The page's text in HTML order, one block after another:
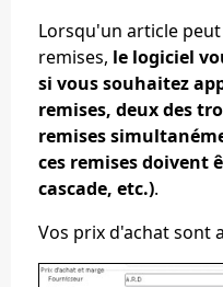
Lorsqu'un article
remises, le logiciel
si vous souhaitez
remises, deux des
remises
ces remises doivent
cascade, etc.).
Vos prix d'achat sont